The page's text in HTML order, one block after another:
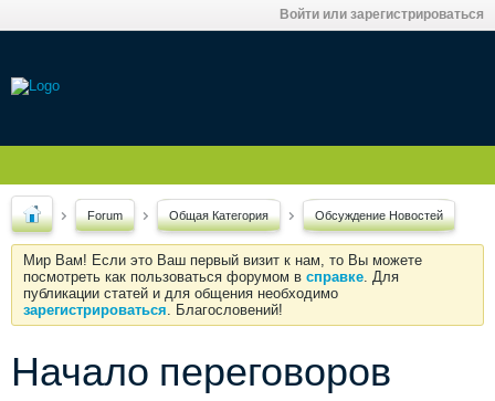
Войти или зарегистрироваться
Forum Общая Категория Обсуждение Новостей
Мир Вам! Если это Ваш первый визит к нам, то Вы можете
посмотреть как пользоваться форумом в справке. Для
публикации статей и для общения необходимо
зарегистрироваться. Благословений!
Начало переговоров